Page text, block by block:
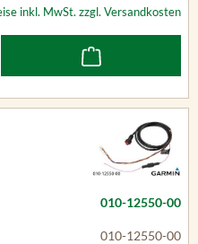
inkl. MwSt. zzgl. Versandkosten
010-12550-00
010-12550-00